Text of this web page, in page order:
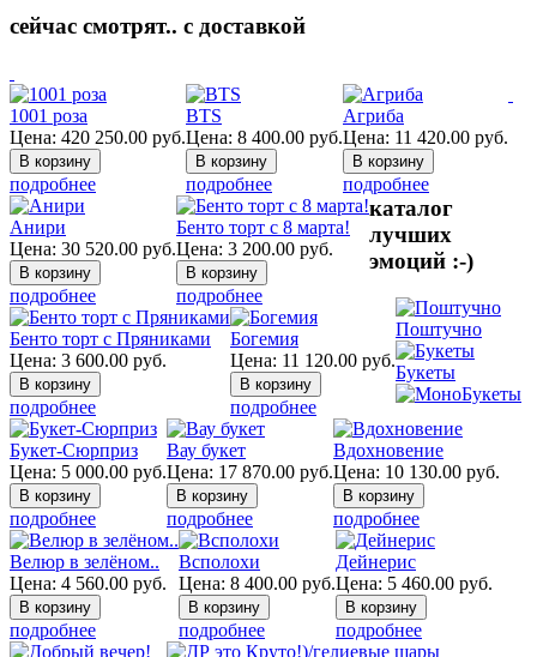
сейчас смотрят.. с доставкой
1001 роза
Цена: 420 250.00 руб.
подробнее
BTS
Цена: 8 400.00 руб.
подробнее
Агриба
Цена: 11 420.00 руб.
подробнее
Анири
Цена: 30 520.00 руб.
подробнее
Бенто торт с 8 марта!
Цена: 3 200.00 руб.
подробнее
Бенто торт с Пряниками
Цена: 3 600.00 руб.
подробнее
Богемия
Цена: 11 120.00 руб.
подробнее
Букет-Сюрприз
Цена: 5 000.00 руб.
подробнее
Вау букет
Цена: 17 870.00 руб.
подробнее
Вдохновение
Цена: 10 130.00 руб.
подробнее
Велюр в зелёном..
Цена: 4 560.00 руб.
подробнее
Всполохи
Цена: 8 400.00 руб.
подробнее
Дейнерис
Цена: 5 460.00 руб.
подробнее
каталог
лучших
эмоций :-)
Поштучно
Букеты